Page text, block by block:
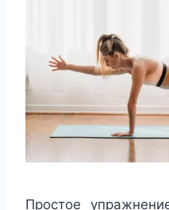
Простое